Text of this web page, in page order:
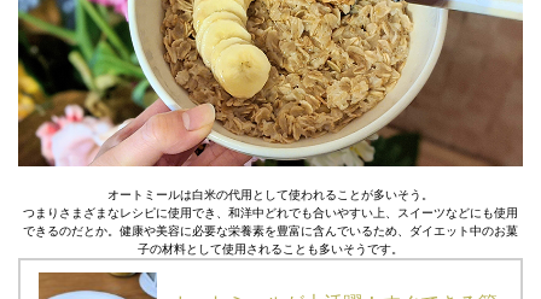
オートミールは白米の代用として使われることが多いそう。
つまりさまざまなレシピに使用でき、和洋中どれでも合いやすい上、スイーツなどにも使用
できるのだとか。健康や美容に必要な栄養素を豊富に含んでいるため、ダイエット中のお菓
子の材料として使用されることも多いそうです。